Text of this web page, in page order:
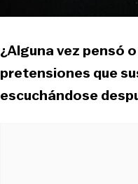
¿Alguna vez pensó
pretensiones que
escuchándose